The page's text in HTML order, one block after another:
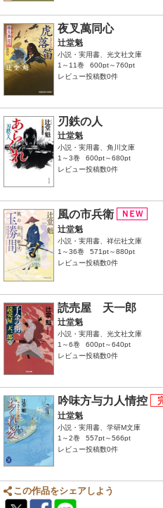
夜叉萬同心
辻堂魁
小説・実用書、光文社文庫
1～11巻
600pt～760pt
レビュー投稿数0件
刃鉄の人
辻堂魁
小説・実用書、角川文庫
1～3巻
600pt～680pt
レビュー投稿数0件
風の市兵衛
辻堂魁
小説・実用書、祥伝社文庫
1～36巻
571pt～880pt
レビュー投稿数0件
読売屋 天一郎
辻堂魁
小説・実用書、光文社文庫
1～6巻
600pt～640pt
レビュー投稿数0件
吟味方与力人情控
辻堂魁
小説・実用書、学研M文庫
1～2巻
557pt～566pt
レビュー投稿数0件
この作品をシェアしよう